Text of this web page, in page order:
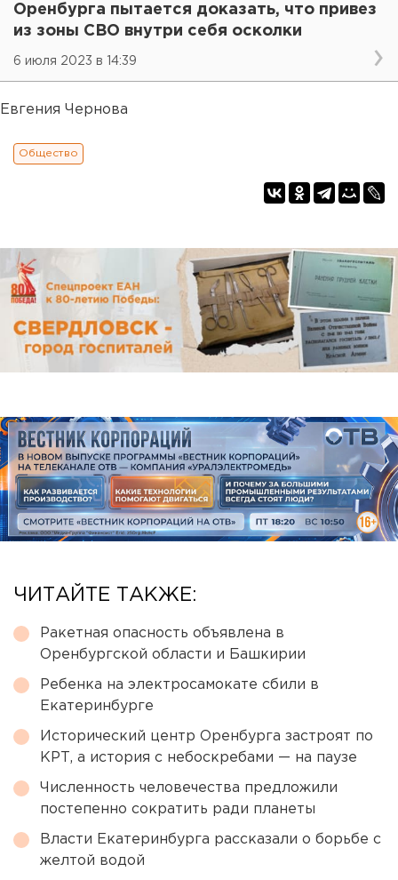
Оренбурга пытается доказать, что привез
из зоны СВО внутри себя осколки
6 июля 2023 в 14:39
Евгения Чернова
Общество
ЧИТАЙТЕ ТАКЖЕ:
Ракетная опасность объявлена в
Оренбургской области и Башкирии
Ребенка на электросамокате сбили в
Екатеринбурге
Исторический центр Оренбурга застроят по
КРТ, а история с небоскребами — на паузе
Численность человечества предложили
постепенно сократить ради планеты
Власти Екатеринбурга рассказали о борьбе с
желтой водой